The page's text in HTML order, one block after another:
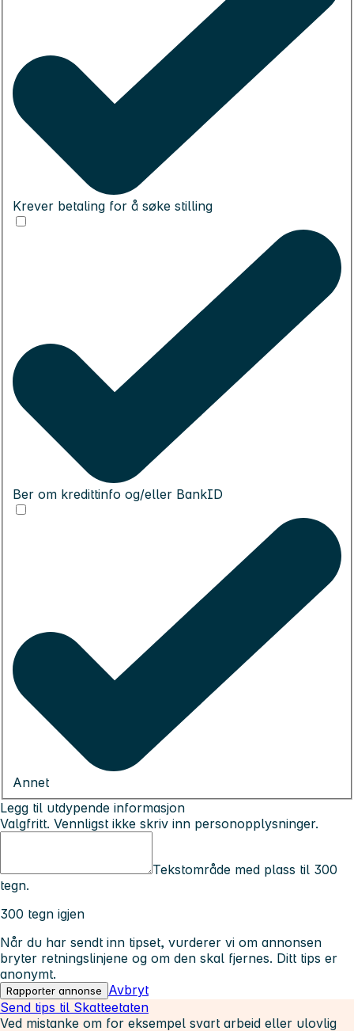
Krever betaling for å søke stilling
Ber om kredittinfo og/eller BankID
Annet
Legg til utdypende informasjon
Valgfritt. Vennligst ikke skriv inn personopplysninger.
Tekstområde med plass til 300
tegn.
300 tegn igjen
Når du har sendt inn tipset, vurderer vi om annonsen
bryter retningslinjene og om den skal fjernes. Ditt tips er
anonymt.
Rapporter annonse
Avbryt
Send tips til Skatteetaten
Ved mistanke om for eksempel svart arbeid eller ulovlig